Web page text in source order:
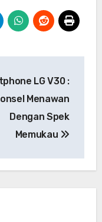
LG V30 :
Menawan
Dengan Spek
Memukau